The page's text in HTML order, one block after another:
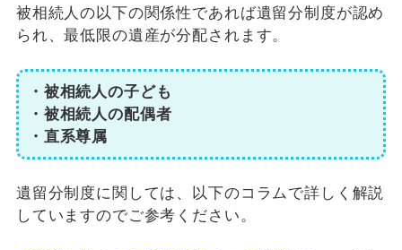
被相続人の以下の関係性であれば遺留分制度が認め
られ、最低限の遺産が分配されます。
・被相続人の子ども
・被相続人の配偶者
・直系尊属
遺留分制度に関しては、以下のコラムで詳しく解説
していますのでご参考ください。